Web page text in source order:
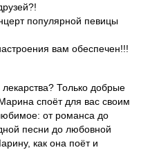
популярной певицы
вам обеспечен!!!
Только добрые
споёт для вас своим
от романса до
песни до любовной
как она поёт и